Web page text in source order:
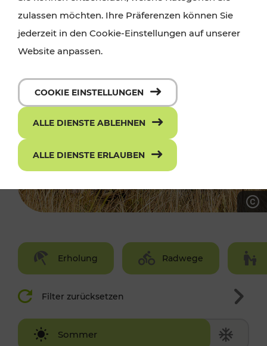
Erholung Radwege
Filter zurücksetzen
Sommer
Winter
zulassen möchten. Ihre Präferenzen können Sie
jederzeit in den Cookie-Einstellungen auf unserer
Website anpassen.
COOKIE EINSTELLUNGEN
ALLE DIENSTE ABLEHNEN
ALLE DIENSTE ERLAUBEN